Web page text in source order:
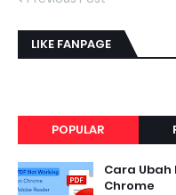
LIKE FANPAGE
POPULAR
Cara Ubah
Chrome